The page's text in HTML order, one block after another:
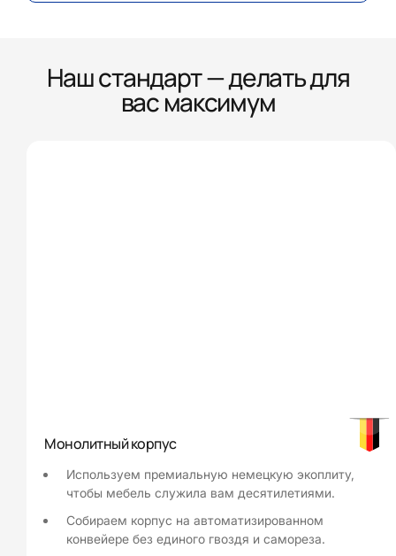
Наш стандарт — делать для
вас максимум
Монолитный корпус
Используем премиальную немецкую экоплиту,
чтобы мебель служила вам десятилетиями.
Собираем корпус на автоматизированном
конвейере без единого гвоздя и самореза.